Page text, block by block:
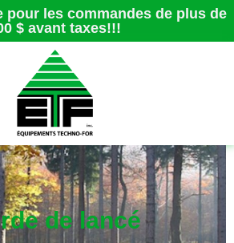
pour les commandes de plus de
$ avant taxes!!!
de lancé